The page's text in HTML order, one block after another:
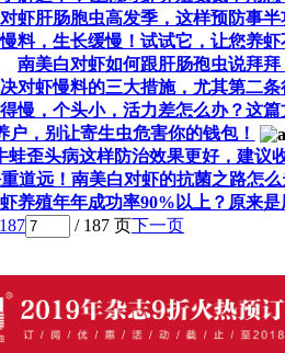
对虾肝肠胞虫高发季，这样预防事半
料，生长缓慢！试试它，让您养虾
南美白对虾如何跟肝肠孢虫说拜拜
对虾慢料的三大措施，尤其第二条
慢，个头小，活力差怎么办？这篇
户，别让寄生虫危害你的钱包！
蛙歪头病这样防治效果更好，建议
道远！南美白对虾的抗菌之路怎么
养殖年年成功率90%以上？原来是
/ 187 页下一页